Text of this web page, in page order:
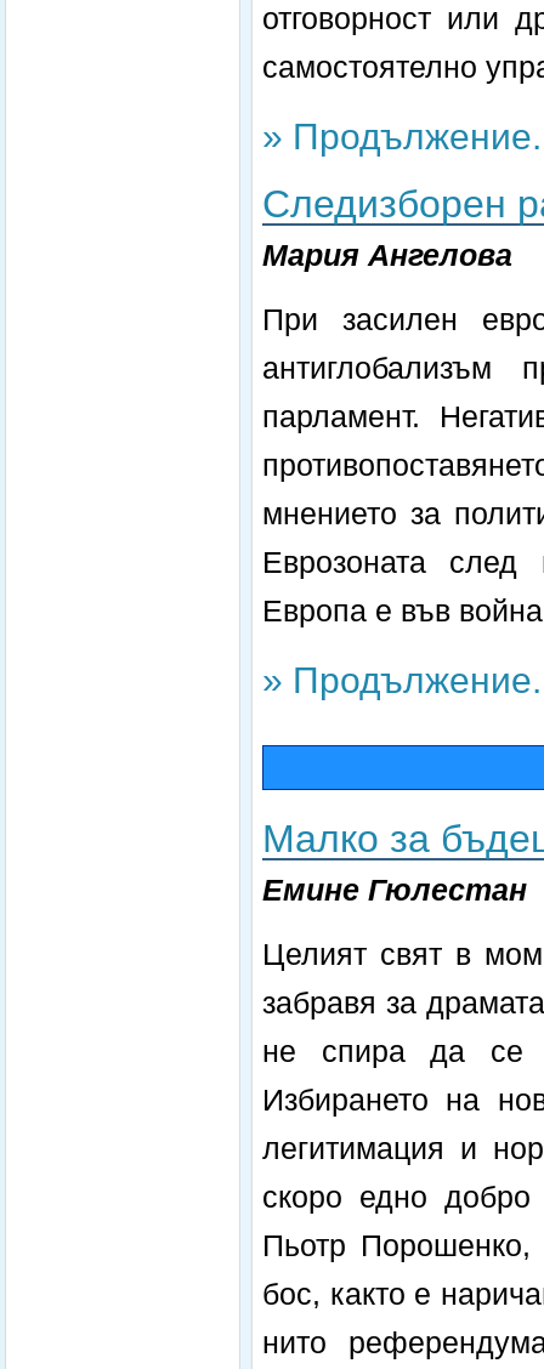
отговорност или
самостоятелно
»
Следизборен
Мария Ангелова
При засилен
антиглобализъм
парламент.
мнението за
Еврозоната след
Европа е във
»
Малко за
Емине Гюлестан
Целият свят в
забравя за
не спира да се
Избирането на
легитимация и
скоро едно
Пьотр Порошенко,
бос, както е
нито